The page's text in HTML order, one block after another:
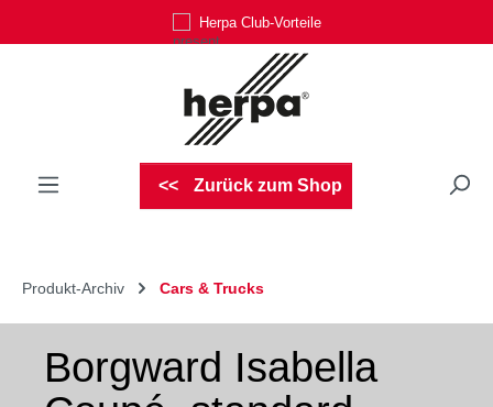
Zum Hauptinhalt springenHerpa Club-Vorteile
Zurück zum Shop
Produkt-Archiv Cars & Trucks
Borgward Isabella